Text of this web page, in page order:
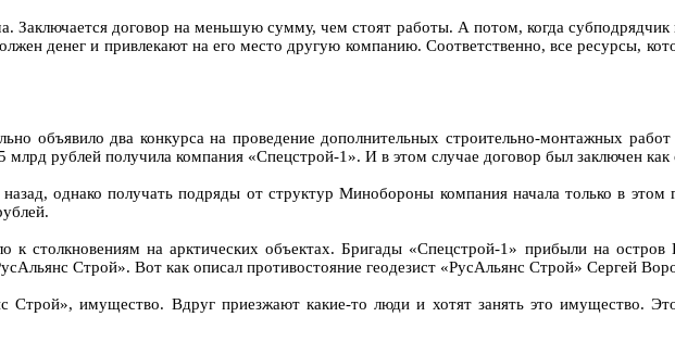
Заключается договор на меньшую сумму, чем стоят работы. А потом, когда
денег и привлекают на его место другую компанию. Соответственно, все ресурсы,
объявило два конкурса на проведение дополнительных строительно-монтажных
млрд рублей получила компания «Спецстрой-1». И в этом случае договор был заключен
однако получать подряды от структур Минобороны компания начала только в этом
к столкновениям на арктических объектах. Бригады «Спецстрой-1» прибыли на
Строй». Вот как описал противостояние геодезист «РусАльянс Строй» Сергей
Строй», имущество. Вдруг приезжают какие-то люди и хотят занять это имущество.